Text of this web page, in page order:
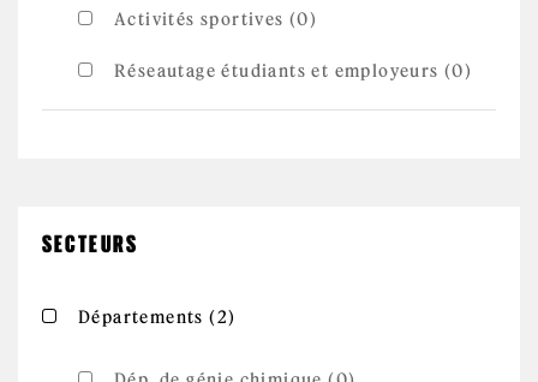
Activités sportives (0)
Réseautage étudiants et employeurs (0)
SECTEURS
Apply Départements filter
Départements (2)